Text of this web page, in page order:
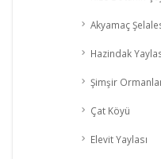
Akyamaç
Hazindak
Şimşir
Çat Köyü
Elevit Yaylası